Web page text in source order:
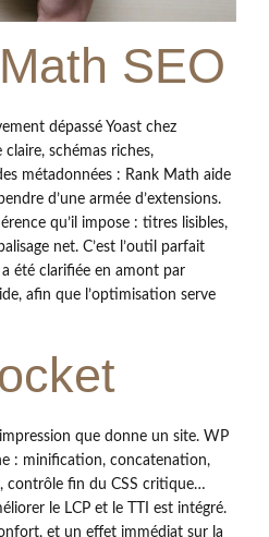
SEO
dépassé Yoast chez
schémas riches,
métadonnées : Rank Math aide
d’une armée d’extensions.
qu’il impose : titres lisibles,
net. C’est l’outil parfait
été clarifiée en amont par
afin que l’optimisation serve
que donne un site. WP
: minification, concatenation,
contrôle fin du CSS critique…
le LCP et le TTI est intégré.
et un effet immédiat sur la